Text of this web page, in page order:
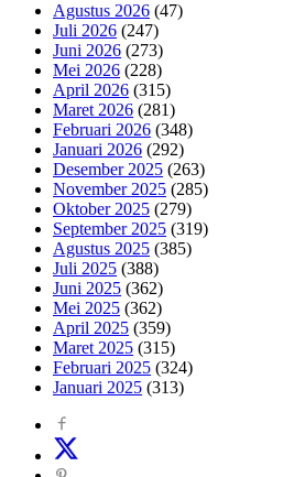
Agustus 2026 (47)
Juli 2026 (247)
Juni 2026 (273)
Mei 2026 (228)
April 2026 (315)
Maret 2026 (281)
Februari 2026 (348)
Januari 2026 (292)
Desember 2025 (263)
November 2025 (285)
Oktober 2025 (279)
September 2025 (319)
Agustus 2025 (385)
Juli 2025 (388)
Juni 2025 (362)
Mei 2025 (362)
April 2025 (359)
Maret 2025 (315)
Februari 2025 (324)
Januari 2025 (313)